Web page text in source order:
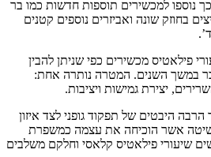
נוספו למכשירים תוספות חדשות כמו בר
בחוזק שונה ואביזרים נוספים קטנים
פילאטיס מכשירים כפי שניתן להבין
במשך השנים. המטרה נותרה אחת:
יצירת גמישות ויציבות.
היבטים של תפקוד גופני לצד איזון
אשר הוכיחה את עצמה כמשפרת
שיעורי פילאטיס קלאסי וחלקם משלבים